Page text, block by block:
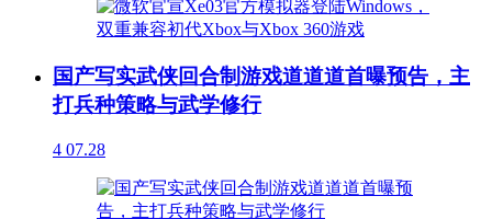
国产写实武侠回合制游戏道道道首曝预告，主
打兵种策略与武学修行
4 07.28